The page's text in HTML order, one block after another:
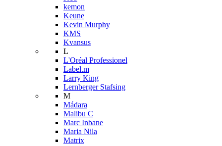
kemon
Keune
Kevin Murphy
KMS
Kvansus
L
L'Oréal Professionel
Label.m
Larry King
Lernberger Stafsing
M
Mádara
Malibu C
Marc Inbane
Maria Nila
Matrix